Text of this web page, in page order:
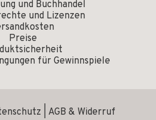
und Buchhandel
und Lizenzen
Preise
für Gewinnspiele
AGB & Widerruf